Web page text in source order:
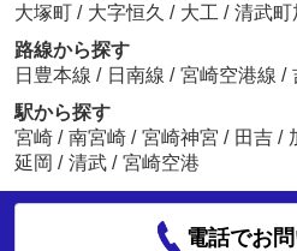
大塚町 / 大字恒久 / 大工 / 清武町
路線から探す
日豊本線 / 日南線 / 宮崎空港線 /
駅から探す
宮崎 / 南宮崎 / 宮崎神宮 / 田吉 /
延岡 / 清武 / 宮崎空港
電話でお